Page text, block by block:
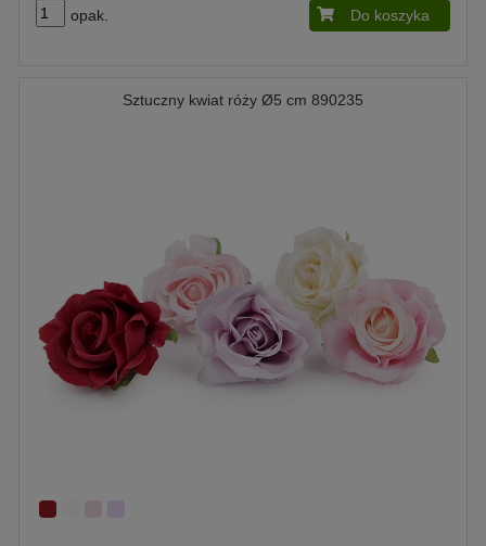
opak. Do koszyka
Sztuczny kwiat róży Ø5 cm 890235